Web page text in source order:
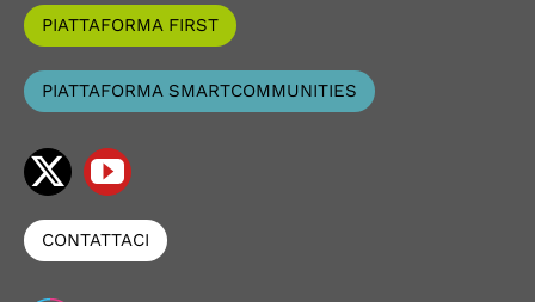
PIATTAFORMA FIRST
PIATTAFORMA SMARTCOMMUNITIES
CONTATTACI